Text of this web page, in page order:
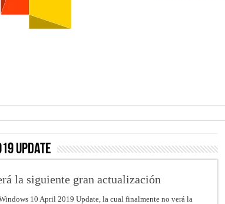
Update
la siguiente gran actualización
10 April 2019 Update, la cual finalmente no verá la